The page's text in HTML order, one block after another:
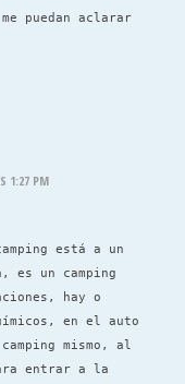
puedan aclarar
1:27 PM
está a un
es un camping
hay o
en el auto
mismo, al
entrar a la